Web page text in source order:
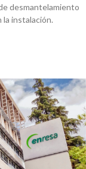
desmantelamiento
la instalación.